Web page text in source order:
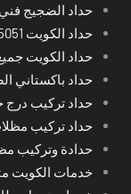
حداد الضجيج
حداد الكويت 66405051 جميع مدن الكويت
حداد الكويت
حداد باكستاني
حداد تركيب درج
حداد تركيب
حدادة وتركيب
خدمات الكويت